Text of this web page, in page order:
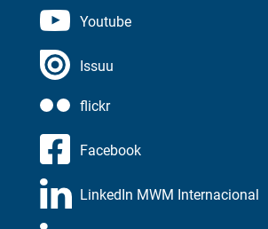
Youtube
Issuu
flickr
Facebook
LinkedIn MWM Internacional